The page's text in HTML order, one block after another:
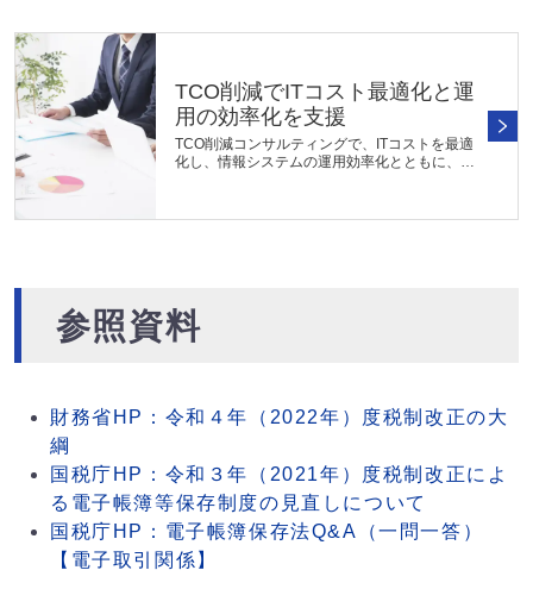
TCO削減でITコスト最適化と運
用の効率化を支援
TCO削減コンサルティングで、ITコストを最適
化し、情報システムの運用効率化とともに、投
案。業務効率化や収益性向上に繋...
参照資料
財務省HP：令和４年（2022年）度税制改正の大
綱
国税庁HP：令和３年（2021年）度税制改正によ
る電子帳簿等保存制度の見直しについて
国税庁HP：電子帳簿保存法Q&A（一問一答）
【電子取引関係】